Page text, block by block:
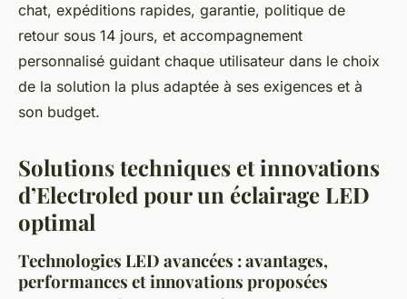
chat, expéditions rapides, garantie, politique de
retour sous 14 jours, et accompagnement
personnalisé guidant chaque utilisateur dans le choix
de la solution la plus adaptée à ses exigences et à
son budget.
Solutions techniques et innovations
d’Electroled pour un éclairage LED
optimal
Technologies LED avancées : avantages,
performances et innovations proposées